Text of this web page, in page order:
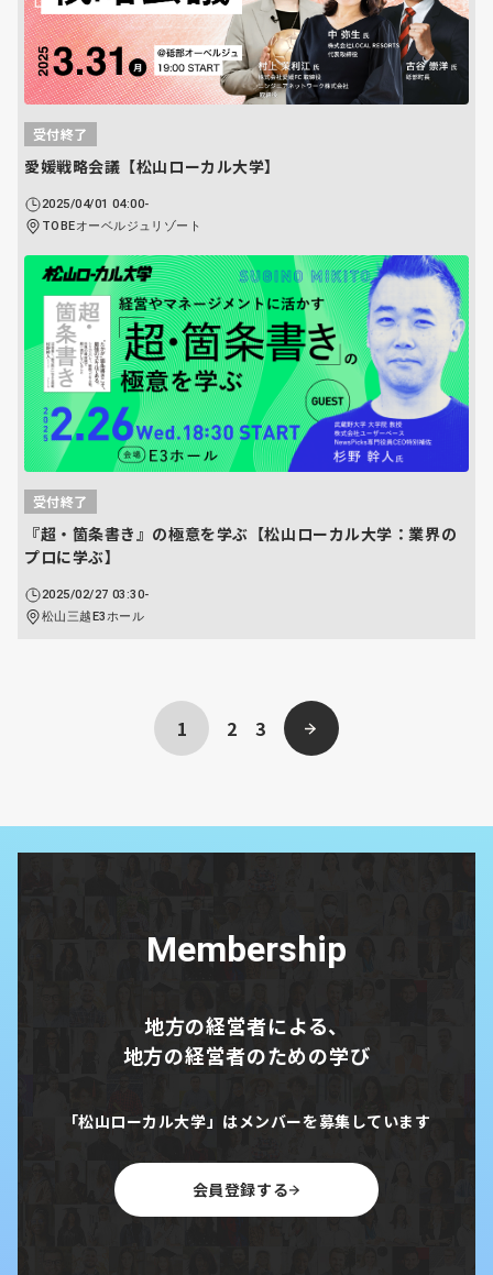
受付終了
愛媛戦略会議【松山ローカル大学】
2025/04/01 04:00-
TOBEオーベルジュリゾート
受付終了
『超・箇条書き』の極意を学ぶ【松山ローカル大学：業界の
プロに学ぶ】
2025/02/27 03:30-
松山三越E3ホール
1 2 3 次へ ›
Membership
地方の経営者による、
地方の経営者のための学び
「松山ローカル大学」はメンバーを募集しています
会員登録する